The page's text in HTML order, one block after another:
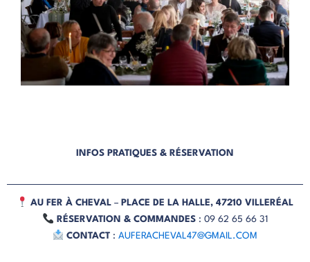
INFOS PRATIQUES & RÉSERVATION
AU FER À CHEVAL – PLACE DE LA HALLE, 47210 VILLERÉAL
RÉSERVATION & COMMANDES: 09 62 65 66 31
CONTACT :AUFERACHEVAL47@GMAIL.COM